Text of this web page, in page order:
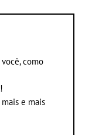
como
e mais